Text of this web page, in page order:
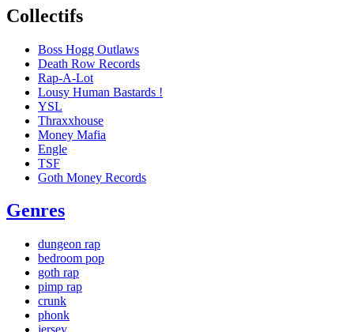
Collectifs
Boss Hogg Outlaws
Death Row Records
Rap-A-Lot
Lousy Human Bastards !
YSL
Thraxxhouse
Money Mafia
Engle
TSF
Goth Money Records
Genres
dungeon rap
bedroom pop
goth rap
pimp rap
crunk
phonk